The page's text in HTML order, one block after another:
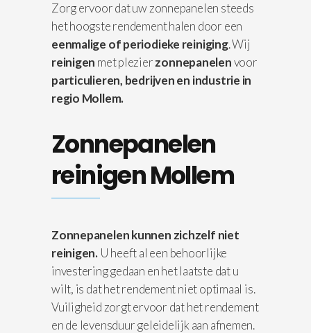
Zorg ervoor dat uw zonnepanelen steeds
het hoogste rendement halen door een
eenmalige of periodieke reiniging. Wij
reinigen met plezierzonnepanelenvoor
particulieren, bedrijven en industrie in
regio Mollem.
Zonnepanelen
reinigen Mollem
Zonnepanelen kunnen zichzelf niet
reinigen. U heeft al een behoorlijke
investering gedaan en het laatste dat u
wilt, is dat het rendement niet optimaal is.
Vuiligheid zorgt ervoor dat het rendement
en de levensduur geleidelijk aan afnemen.